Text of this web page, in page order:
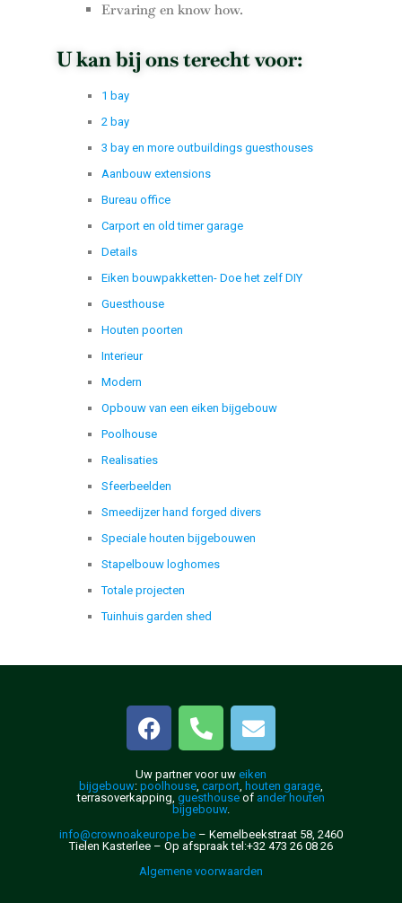
Ervaring en know how.
U kan bij ons terecht voor:
1 bay
2 bay
3 bay en more outbuildings guesthouses
Aanbouw extensions
Bureau office
Carport en old timer garage
Details
Eiken bouwpakketten- Doe het zelf DIY
Guesthouse
Houten poorten
Interieur
Modern
Opbouw van een eiken bijgebouw
Poolhouse
Realisaties
Sfeerbeelden
Smeedijzer hand forged divers
Speciale houten bijgebouwen
Stapelbouw loghomes
Totale projecten
Tuinhuis garden shed
Uw partner voor uw eiken
bijgebouw: poolhouse, carport, houten garage,
terrasoverkapping, guesthouse of ander houten
bijgebouw.
info@crownoakeurope.be – Kemelbeekstraat 58, 2460
Tielen Kasterlee – Op afspraaktel:+32 473 26 08 26
Algemene voorwaarden